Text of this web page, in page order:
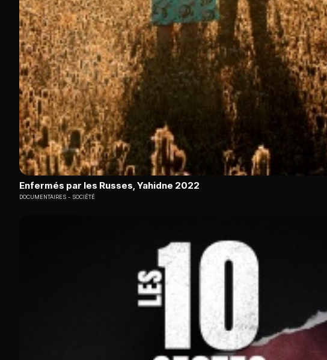
Enfermés par les Russes, Yahidne 2022
DOCUMENTAIRES SOCIÉTÉ